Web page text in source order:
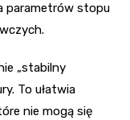
parametrów stopu
„stabilny
To ułatwia
nie mogą się